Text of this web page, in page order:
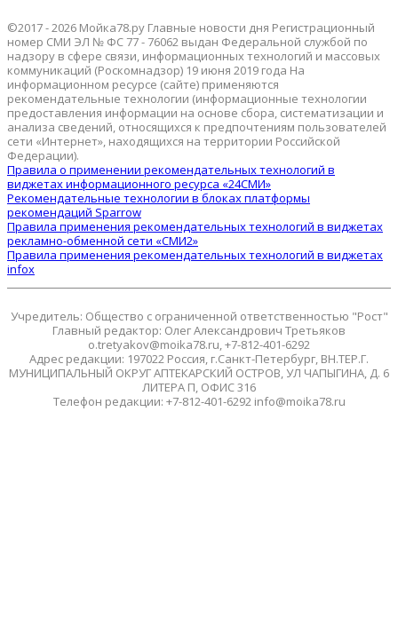
©2017 - 2026 Мойка78.ру Главные новости дня Регистрационный
номер СМИ ЭЛ № ФС 77 - 76062 выдан Федеральной службой по
надзору в сфере связи, информационных технологий и массовых
коммуникаций (Роскомнадзор) 19 июня 2019 года На
информационном ресурсе (сайте) применяются
рекомендательные технологии (информационные технологии
предоставления информации на основе сбора, систематизации и
анализа сведений, относящихся к предпочтениям пользователей
сети «Интернет», находящихся на территории Российской
Федерации).
Правила о применении рекомендательных технологий в
виджетах информационного ресурса «24СМИ»
Рекомендательные технологии в блоках платформы
рекомендаций Sparrow
Правила применения рекомендательных технологий в виджетах
рекламно-обменной сети «СМИ2»
Правила применения рекомендательных технологий в виджетах
infox
Учредитель: Общество с ограниченной ответственностью "Рост"
Главный редактор: Олег Александрович Третьяков
o.tretyakov@moika78.ru, +7-812-401-6292
Адрес редакции: 197022 Россия, г.Санкт-Петербург, ВН.ТЕР.Г.
МУНИЦИПАЛЬНЫЙ ОКРУГ АПТЕКАРСКИЙ ОСТРОВ, УЛ ЧАПЫГИНА, Д. 6
ЛИТЕРА П, ОФИС 316
Телефон редакции: +7-812-401-6292 info@moika78.ru